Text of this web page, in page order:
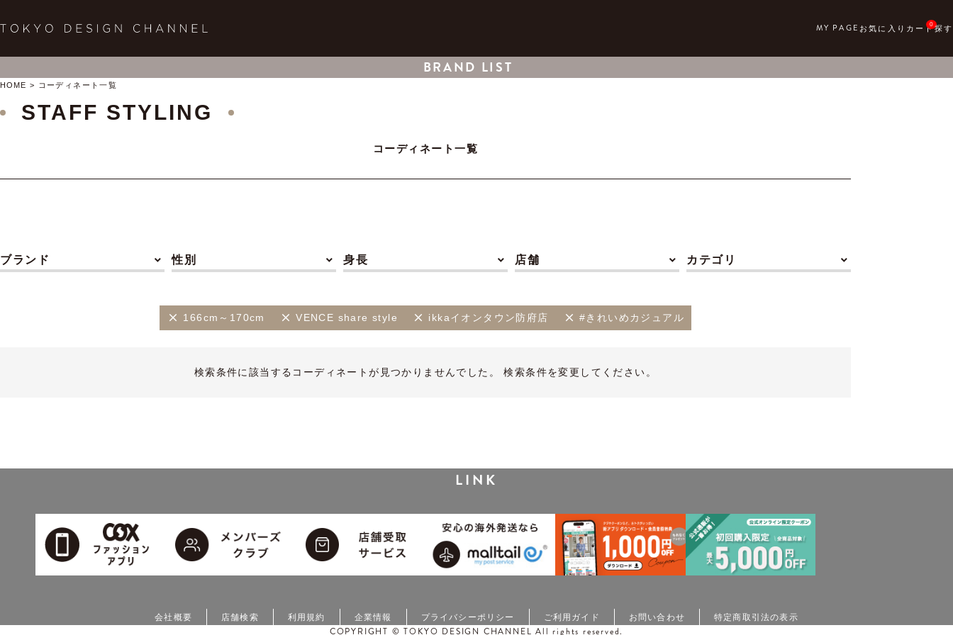
0
BRAND LIST
HOME コーディネート一覧
STAFF STYLING
コーディネート一覧
ブランド 性別 身長 店舗 カテゴリ
166cm～170cm VENCE share style ikkaイオンタウン防府店 #きれいめカジュアル
検索条件に該当するコーディネートが見つかりませんでした。 検索条件を変更してください。
LINK
会社概要 店舗検索 利用規約 企業情報 プライバシーポリシー ご利用ガイド お問い合わせ 特定商取引法の表示
COPYRIGHT © TOKYO DESIGN CHANNEL All rights reserved.